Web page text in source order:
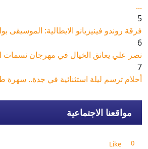
...
5
فرقة روندو فينيزيانو الايطالية: الموسيقى
6
نصر علي يعانق الخيال في مهرجان نسمات
7
أحلام ترسم ليلة استثنائية في جدة.. سهرة
مواقعنا الاجتماعية
0
Like